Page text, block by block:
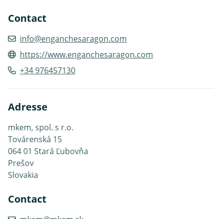
Contact
info@enganchesaragon.com
https://www.enganchesaragon.com
+34 976457130
Adresse
mkem, spol. s r.o.
Továrenská 15
064 01 Stará Ľubovňa
Prešov
Slovakia
Contact